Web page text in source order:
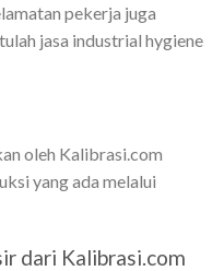
pekerja juga
jasa industrial hygiene
oleh Kalibrasi.com
yang ada melalui
dari Kalibrasi.com